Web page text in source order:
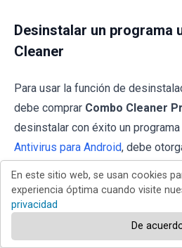
Desinstalar un programa
Cleaner
Para usar la función de
debe comprar Combo Cleaner
desinstalar con éxito un programa
Antivirus para Android, debe
1. Descargue
2. Después de iniciar el
En este sitio web, se usan cookies
experiencia óptima cuando visite
privacidad
De